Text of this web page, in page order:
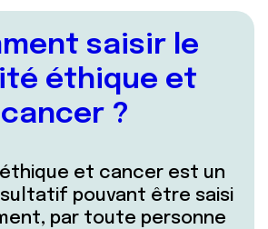
saisir le
éthique et
cancer ?
éthique et cancer est un
pouvant être saisi
par toute personne